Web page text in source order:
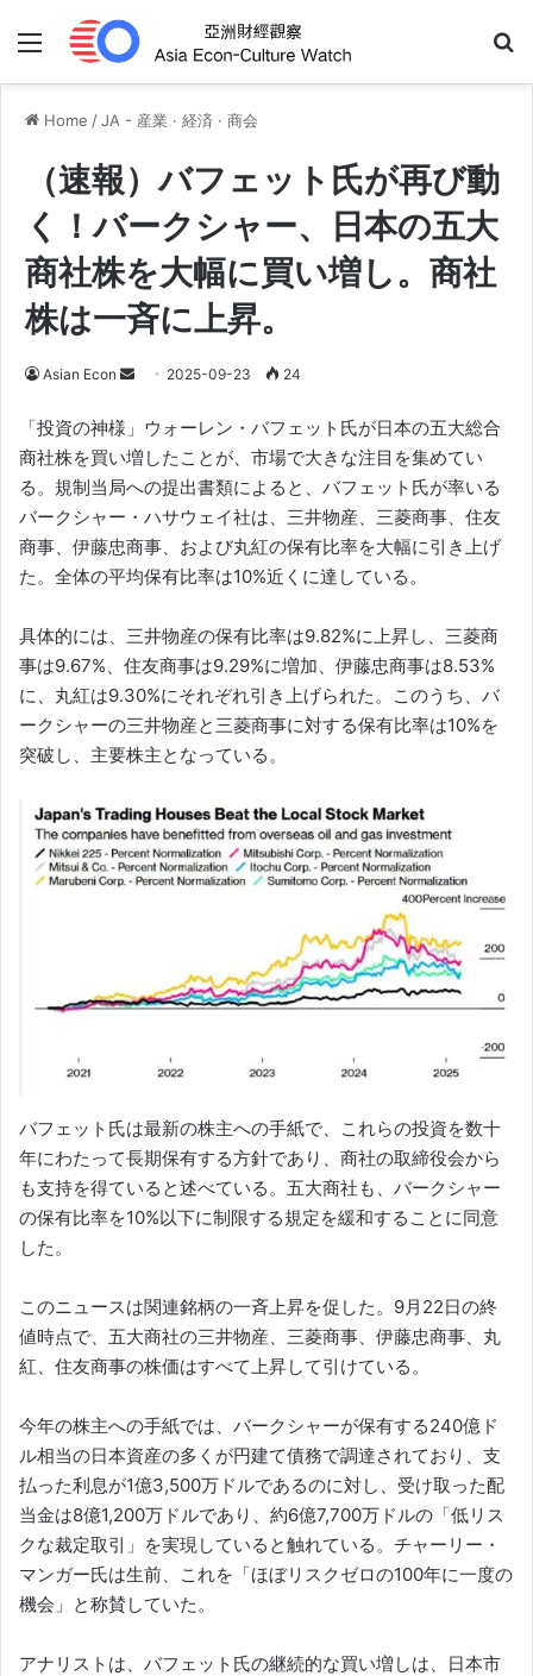
Menu
Home /JA - 産業 · 経済 · 商会
（速報）バフェット氏が再び動
く！バークシャー、日本の五大
商社株を大幅に買い増し。商社
株は一斉に上昇。
Asian Econ
Send
email
2025-09-23 24
「投資の神様」ウォーレン・バフェット氏が日本の五大総合
商社株を買い増したことが、市場で大きな注目を集めてい
る。規制当局への提出書類によると、バフェット氏が率いる
バークシャー・ハサウェイ社は、三井物産、三菱商事、住友
商事、伊藤忠商事、および丸紅の保有比率を大幅に引き上げ
た。全体の平均保有比率は10%近くに達している。
具体的には、三井物産の保有比率は9.82%に上昇し、三菱商
事は9.67%、住友商事は9.29%に増加、伊藤忠商事は8.53%
に、丸紅は9.30%にそれぞれ引き上げられた。このうち、バ
ークシャーの三井物産と三菱商事に対する保有比率は10%を
突破し、主要株主となっている。
バフェット氏は最新の株主への手紙で、これらの投資を数十
年にわたって長期保有する方針であり、商社の取締役会から
も支持を得ていると述べている。五大商社も、バークシャー
の保有比率を10%以下に制限する規定を緩和することに同意
した。
このニュースは関連銘柄の一斉上昇を促した。9月22日の終
値時点で、五大商社の三井物産、三菱商事、伊藤忠商事、丸
紅、住友商事の株価はすべて上昇して引けている。
今年の株主への手紙では、バークシャーが保有する240億ド
ル相当の日本資産の多くが円建て債務で調達されており、支
払った利息が1億3,500万ドルであるのに対し、受け取った配
当金は8億1,200万ドルであり、約6億7,700万ドルの「低リス
クな裁定取引」を実現していると触れている。チャーリー・
マンガー氏は生前、これを「ほぼリスクゼロの100年に一度の
機会」と称賛していた。
アナリストは、バフェット氏の継続的な買い増しは、日本市